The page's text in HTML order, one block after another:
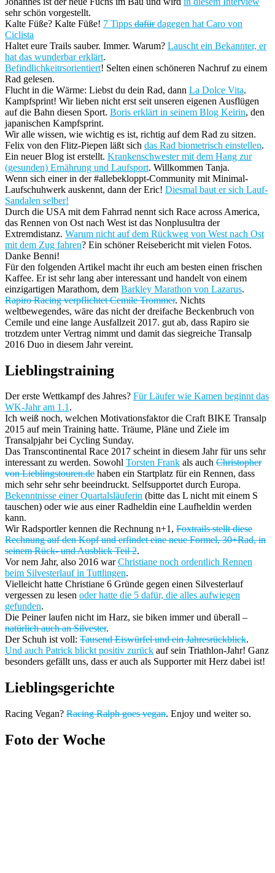
sehr schön vorgestellt.
Kalte Füße? Kalte Füße! 7 Tipps dafürdagegen hat Caro von
Ciclista
Haltet eure Trails sauber. Immer. Warum? Lauscht ein Bekannter, er
hat das wunderbar erklärt.
Befindlichkeitrsorientiert! Selten einen schöneren Nachruf zu einem
Rad gelesen.
Flucht in die Wärme: Liebst du dein Rad, dann La Dolce Vita.
Kampfsprint! Wir lieben nicht erst seit unseren eigenen Ausflügen
auf die Bahn diesen Sport. Boris erklärt in seinem Blog Keirin, den
japanischen Kampfsprint.
Wir alle wissen, wie wichtig es ist, richtig auf dem Rad zu sitzen.
Felix von den Flitz-Piepen läßt sich das Rad biometrisch einstellen.
Ein neuer Blog ist erstellt. Krankenschwester mit dem Hang zur
(gesunden) Ernährung und Laufsport. Willkommen Tanja.
Wenn sich einer in der #allebekloppt-Community mit Minimal-
Laufschuhwerk auskennt, dann der Eric! Diesmal baut er sich Lauf-
Sandalen selber!
Durch die USA mit dem Fahrrad nennt sich Race across America,
das Rennen von Ost nach West ist das Nonplusultra der
Extremdistanz. Warum nicht auf dem Rückweg von West nach Ost
mit dem Zug fahren? Ein schöner Reisebericht mit vielen Fotos.
Danke Benni!
Für den folgenden Artikel macht ihr euch am besten einen frischen
Kaffee. Er ist sehr lang aber interessant und handelt von einem
einzigartigen Marathom, dem Barkley Marathon von Lazarus.
Rapiro Racing verpflichtet Cemile Trommer. Nichts
weltbewegendes, wäre das nicht der dreifache Beckenbruch von
Cemile und eine lange Ausfallzeit 2017. gut ab, dass Rapiro sie
trotzdem unter Vertrag nimmt und damit das siegreiche Transalp
2016 Duo in diesem Jahr vereint.
Lieblingstraining
Der erste Wettkampf des Jahres? Für Läufer wie Kamen beginnt das
WK-Jahr am 1.1.
Ich weiß noch, welchen Motivationsfaktor die Craft BIKE Transalp
2015 auf mein Training hatte. Träume, Pläne und Ziele im
Transalpjahr bei Cycling Sunday.
Das Transcontinental Race 2017 scheint in diesem Jahr für uns sehr
interessant zu werden. Sowohl Torsten Frank als auch Christopher
von Lieblingstouren.de haben ein Startplatz für ein Rennen, dass
mich sehr sehr sehr beeindruckt. Selfsupportet durch Europa.
Bekenntnisse einer Quartalsläuferin (bitte das L nicht mit einem S
tauschen) oder wie aus einer Radheldin eine Laufheldin werden
kann.
Wir Radsportler kennen die Rechnung n+1, Foxtrails stellt diese
Rechnung auf den Kopf und erfindet eine neue Formel, 30+Rad, in
seinem Rück- und Ausblick Teil 2.
Vor nem Jahr, also 2016 warChristiane noch ordentlich Rennen
beim Silvesterlauf in Tuttlingen.
Vielleicht hatte Christiane 6 Gründe gegen einen Silvesterlauf
vergessen zu lesen oder hatte die 5 dafür, die alles aufwiegen
gefunden.
Die Peiner laufen nicht im Harz, sie biken immer und überall –
natürlich auch an Silvester.
Der Schuh ist voll: Tausend Eiswürfel und ein Jahresrückblick.
Und auch Patrick blickt positiv zurück auf sein Triathlon-Jahr! Ganz
besonders gefällt uns, dass er auch als Supporter mit Herz dabei ist!
Lieblingsgerichte
Racing Vegan? Racing Ralph goes vegan. Enjoy und weiter so.
Foto der Woche